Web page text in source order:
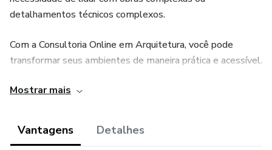
detalhamentos técnicos complexos.
Com a Consultoria Online em Arquitetura, você pode
transformar seus ambientes de maneira prática e acessível.
O que você vai receber:
Mostrar mais
Vantagens Detalhes